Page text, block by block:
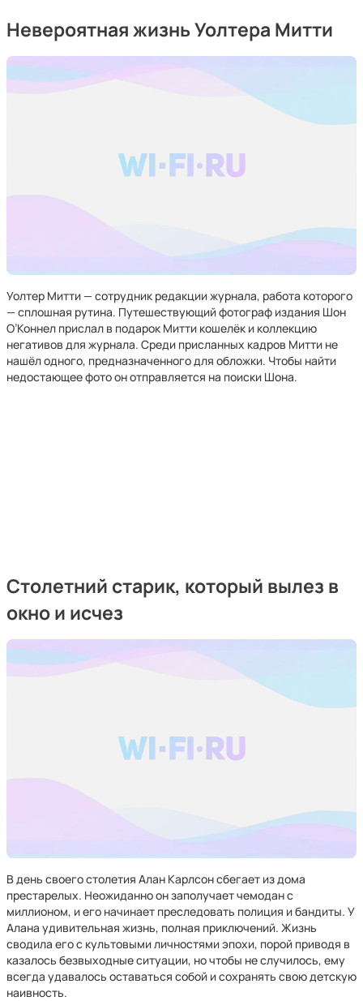
Невероятная жизнь Уолтера Митти
Уолтер Митти — сотрудник редакции журнала, работа которого
— сплошная рутина. Путешествующий фотограф издания Шон
О’Коннел прислал в подарок Митти кошелёк и коллекцию
негативов для журнала. Среди присланных кадров Митти не
нашёл одного, предназначенного для обложки. Чтобы найти
недостающее фото он отправляется на поиски Шона.
Столетний старик, который вылез в
окно и исчез
В день своего столетия Алан Карлсон сбегает из дома
престарелых. Неожиданно он заполучает чемодан с
миллионом, и его начинает преследовать полиция и бандиты. У
Алана удивительная жизнь, полная приключений. Жизнь
сводила его с культовыми личностями эпохи, порой приводя в
казалось безвыходные ситуации, но чтобы не случилось, ему
всегда удавалось оставаться собой и сохранять свою детскую
наивность.